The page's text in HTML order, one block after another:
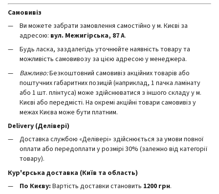
Самовивіз
Ви можете забрати замовлення самостійно у м. Києві за
адресою: вул. Межигірська, 87 А.
Будь ласка, заздалегідь уточнюйте наявність товару та
можливість самовивозу за цією адресою у менеджера.
Важливо:Безкоштовний самовивіз акційних товарів або
поштучних габаритних позицій (наприклад, 1 пачка ламінату
або 1 шт. плінтуса) може здійснюватися з іншого складу у м.
Києві або передмісті. На окремі акційні товари самовивіз у
межах Києва може бути платним.
Delivery (Делівері)
Доставка службою «Делівері» здійснюється за умови повної
оплати або передоплати у розмірі 30% (залежно від категорії
товару).
Кур'єрська доставка (Київ та область)
По Києву: Вартість доставки становить 1200 грн.